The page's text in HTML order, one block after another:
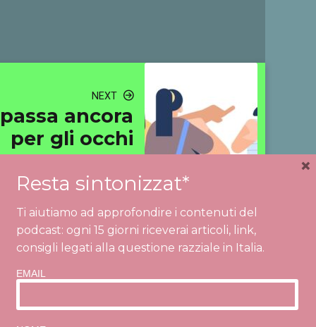
NEXT
ancora
per gli occhi
Resta sintonizzat*
Ti aiutiamo ad approfondire i contenuti del
podcast: ogni 15 giorni riceverai articoli, link,
consigli legati alla questione razziale in Italia.
EMAIL
×